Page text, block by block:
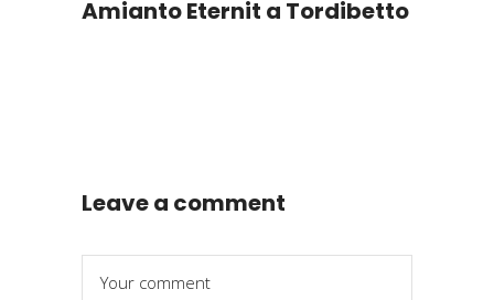
Amianto Eternit a Tordibetto
Leave a comment